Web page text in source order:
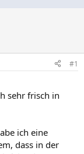
#1
sehr frisch in
ich eine
dass in der